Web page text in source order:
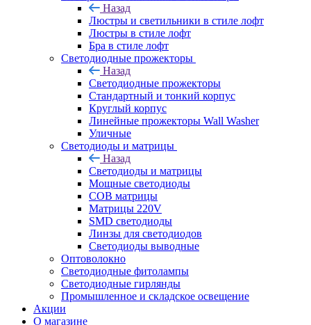
Назад
Люстры и светильники в стиле лофт
Люстры в стиле лофт
Бра в стиле лофт
Светодиодные прожекторы
Назад
Светодиодные прожекторы
Стандартный и тонкий корпус
Круглый корпус
Линейные прожекторы Wall Washer
Уличные
Светодиоды и матрицы
Назад
Светодиоды и матрицы
Мощные светодиоды
COB матрицы
Матрицы 220V
SMD светодиоды
Линзы для светодиодов
Светодиоды выводные
Оптоволокно
Светодиодные фитолампы
Светодиодные гирлянды
Промышленное и складское освещение
Акции
О магазине